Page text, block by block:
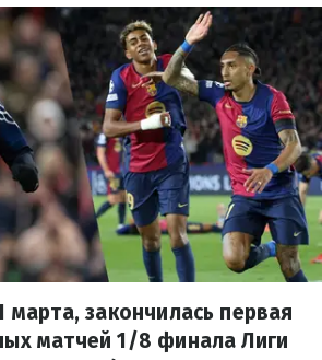
марта, закончилась первая
матчей 1/8 финала Лиги